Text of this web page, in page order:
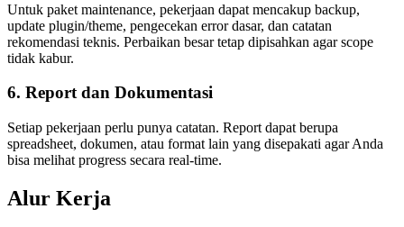
Untuk paket maintenance, pekerjaan dapat mencakup backup,
update plugin/theme, pengecekan error dasar, dan catatan
rekomendasi teknis. Perbaikan besar tetap dipisahkan agar scope
tidak kabur.
6. Report dan Dokumentasi
Setiap pekerjaan perlu punya catatan. Report dapat berupa
spreadsheet, dokumen, atau format lain yang disepakati agar Anda
bisa melihat progress secara real-time.
Alur Kerja